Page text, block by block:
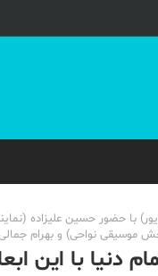
یازدهمین جشنواره موسیقی جوان، صبح
موسیقی نواحی) و بهرام
با این